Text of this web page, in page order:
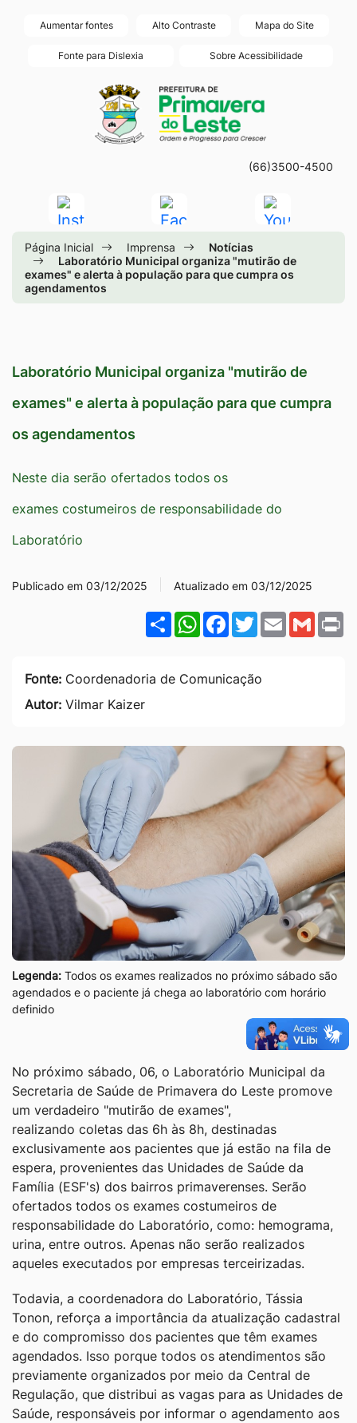
Seção
atalhos
menu
Ir
para
Ir
para
rodapé
[alt+4]
Aumentar fontes Alto Contraste Mapa do Site
Fonte para Dislexia Sobre Acessibilidade
(66)3500-4500
Acessar
a
Rede
Social
Acessar
a
Rede
Social
Acessar
a
Rede
Social
Página Inicial Imprensa
Notícias
Laboratório Municipal organiza "mutirão de
exames" e alerta à população para que cumpra os
agendamentos
Laboratório Municipal organiza "mutirão de
exames" e alerta à população para que cumpra
os agendamentos
Neste dia serão ofertados todos os
exames costumeiros de responsabilidade do
Laboratório
Publicado em 03/12/2025 Atualizado em 03/12/2025
ShareWhatsApp
Facebook
Twitter
EmailGmail
Fonte: Coordenadoria de Comunicação
Autor: Vilmar Kaizer
Legenda: Todos os exames realizados no próximo sábado são
agendados e o paciente já chega ao laboratório com horário
definido
No próximo sábado, 06, o Laboratório Municipal da
Secretaria de Saúde de Primavera do Leste promove
um verdadeiro "mutirão de exames",
realizando coletas das 6h às 8h, destinadas
exclusivamente aos pacientes que já estão na fila de
espera, provenientes das Unidades de Saúde da
Família (ESF's) dos bairros primaverenses. Serão
ofertados todos os exames costumeiros de
responsabilidade do Laboratório, como: hemograma,
urina, entre outros. Apenas não serão realizados
aqueles executados por empresas terceirizadas.
Todavia, a coordenadora do Laboratório, Tássia
Tonon, reforça a importância da atualização cadastral
e do compromisso dos pacientes que têm exames
agendados. Isso porque todos os atendimentos são
previamente organizados por meio da Central de
Regulação, que distribui as vagas para as Unidades de
Saúde, responsáveis por informar o agendamento aos